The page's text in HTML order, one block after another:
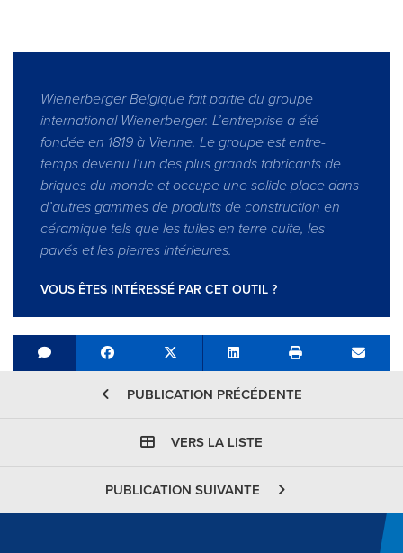
Wienerberger Belgique fait partie du groupe
international Wienerberger. L’entreprise a été
fondée en 1819 à Vienne. Le groupe est entre-
temps devenu l’un des plus grands fabricants de
briques du monde et occupe une solide place dans
d’autres gammes de produits de construction en
céramique tels que les tuiles en terre cuite, les
pavés et les pierres intérieures.
VOUS ÊTES INTÉRESSÉ PAR CET OUTIL ?
Share on Facebook
Tweet Share on LinkedIn Send
PUBLICATION PRÉCÉDENTE
VERS LA LISTE
PUBLICATION SUIVANTE